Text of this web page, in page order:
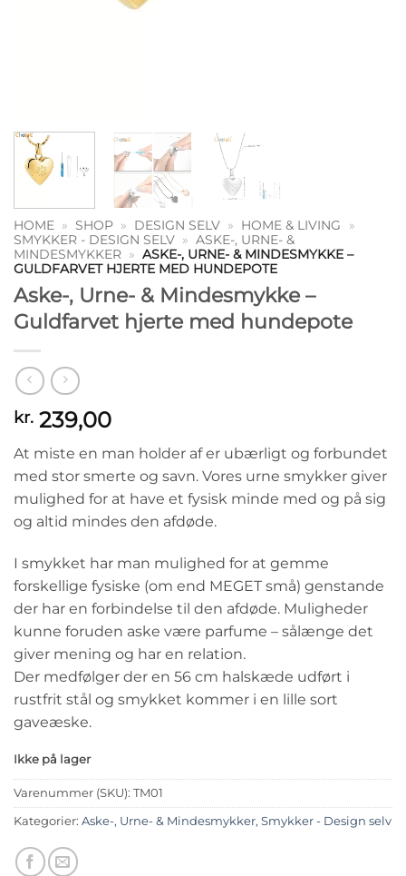
HOME » SHOP » DESIGN SELV » HOME & LIVING
»
SMYKKER - DESIGN SELV » ASKE-, URNE- &
MINDESMYKKER » ASKE-, URNE- & MINDESMYKKE –
GULDFARVET HJERTE MED HUNDEPOTE
Aske-, Urne- & Mindesmykke –
Guldfarvet hjerte med hundepote
kr. 239,00
At miste en man holder af er ubærligt og forbundet
med stor smerte og savn. Vores urne smykker giver
mulighed for at have et fysisk minde med og på sig
og altid mindes den afdøde.
I smykket har man mulighed for at gemme
forskellige fysiske (om end MEGET små) genstande
der har en forbindelse til den afdøde. Muligheder
kunne foruden aske være parfume – sålænge det
giver mening og har en relation.
Der medfølger der en 56 cm halskæde udført i
rustfrit stål og smykket kommer i en lille sort
gaveæske.
Ikke på lager
Varenummer (SKU): TM01
Kategorier: Aske-, Urne- & Mindesmykker, Smykker - Design selv